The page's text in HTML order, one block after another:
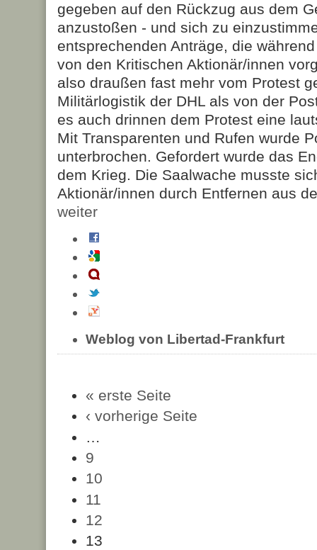
gegeben auf den Rückzug aus dem
anzustoßen - und sich zu
entsprechenden Anträge, die
von den Kritischen Aktionär/innen
also draußen fast mehr vom Protest
Militärlogistik der DHL als von der
es auch drinnen dem Protest eine
Mit Transparenten und Rufen wurde
unterbrochen. Gefordert wurde das
dem Krieg. Die Saalwache musste
Aktionär/innen durch Entfernen aus
weiter
Weblog von Libertad-Frankfurt
« erste Seite
‹ vorherige Seite
…
9
10
11
12
13